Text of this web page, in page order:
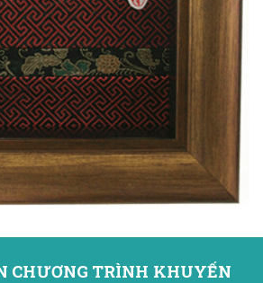
CHƯƠNG TRÌNH KHUYẾN